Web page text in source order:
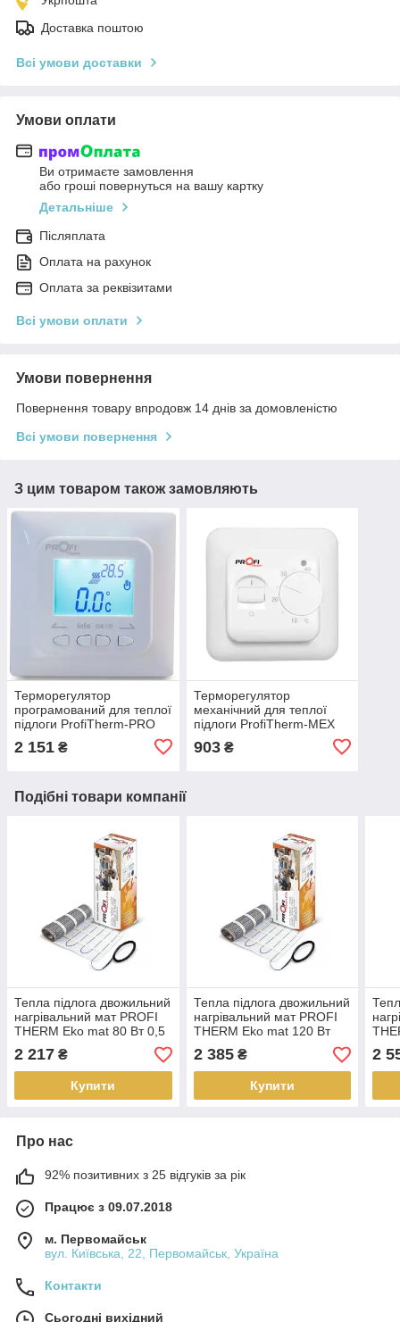
Доставка поштою
Всі умови доставки
Умови оплати
Ви отримаєте замовлення
або гроші повернуться на вашу картку
Детальніше
Післяплата
Оплата на рахунок
Оплата за реквізитами
Всі умови оплати
Умови повернення
Повернення товару впродовж 14 днів за домовленістю
Всі умови повернення
З цим товаром також замовляють
Терморегулятор
програмований для теплої
підлоги ProfiTherm-PRO
2 151 ₴
Терморегулятор
механічний для теплої
підлоги ProfiTherm-MEX
903₴
Подібні товари компанії
Тепла підлога двожильний
нагрівальний мат PROFI
THERM Eko mat 80 Вт 0,5
м2
2 217 ₴
Купити
Тепла підлога двожильний
нагрівальний мат PROFI
THERM Eko mat 120 Вт
0,75 м2
2 385₴
Купити
1,0
2
Про нас
92% позитивних з 25 відгуків за рік
Працює з 09.07.2018
м. Первомайськ
вул. Київська, 22, Первомайськ, Україна
Контакти
Сьогодні вихідний